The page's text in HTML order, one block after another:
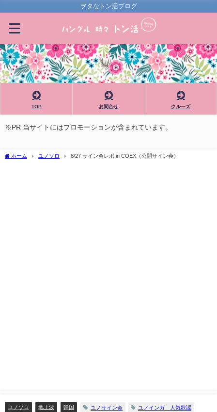
ヲタなトン活ブログ
TOP お問合せ クルーズ
※PR 当サイトにはプロモーションが含まれています。
ホーム ユノソロ 8/27 サイン会レポ in COEX（公開サイン会）
ユノソロ 地上波 韓国 ユノサイン会 ユノインガ 人気歌謡